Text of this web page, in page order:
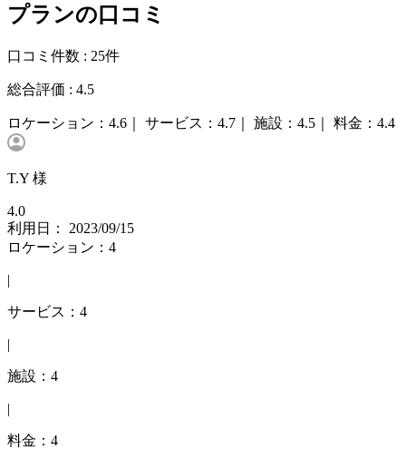
プランの口コミ
口コミ件数 : 25件
総合評価 : 4.5
ロケーション： 4.6｜ サービス： 4.7｜ 施設： 4.5｜ 料金： 4.4
T.Y 様
4.0
利用日： 2023/09/15
ロケーション：4
|
サービス：4
|
施設：4
|
料金：4